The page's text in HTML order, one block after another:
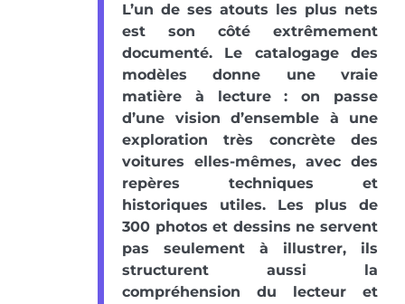
L’un de ses atouts les plus nets
est son côté extrêmement
documenté. Le catalogage des
modèles donne une vraie
matière à lecture : on passe
d’une vision d’ensemble à une
exploration très concrète des
voitures elles-mêmes, avec des
repères techniques et
historiques utiles. Les plus de
300 photos et dessins ne servent
pas seulement à illustrer, ils
structurent aussi la
compréhension du lecteur et